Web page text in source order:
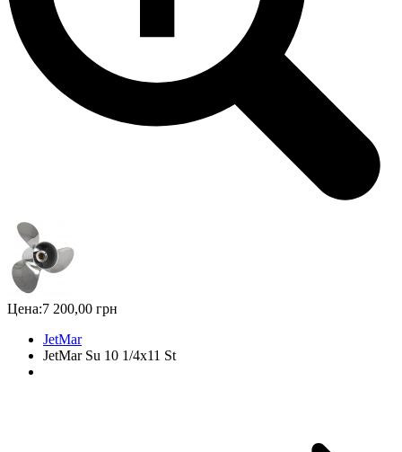
Цена:7 200,00 грн
JetMar
JetMar Su 10 1/4x11 St